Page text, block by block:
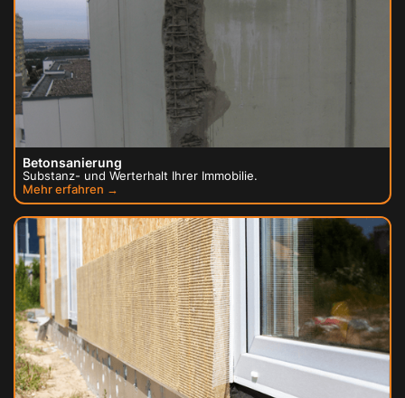
Betonsanierung
Substanz- und Werterhalt Ihrer Immobilie.
Mehr erfahren →